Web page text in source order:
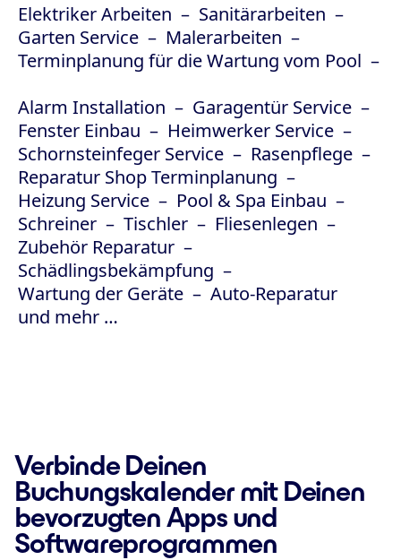
Elektriker Arbeiten
Sanitärarbeiten
Garten Service
Malerarbeiten
Terminplanung für die Wartung vom Pool
Alarm Installation
Garagentür Service
Fenster Einbau
Heimwerker Service
Schornsteinfeger Service
Rasenpflege
Reparatur Shop Terminplanung
Heizung Service
Pool & Spa Einbau
Schreiner
Tischler
Fliesenlegen
Zubehör Reparatur
Schädlingsbekämpfung
Wartung der Geräte
Auto-Reparatur
und mehr …
Verbinde Deinen
Buchungskalender mit Deinen
bevorzugten Apps und
Softwareprogrammen